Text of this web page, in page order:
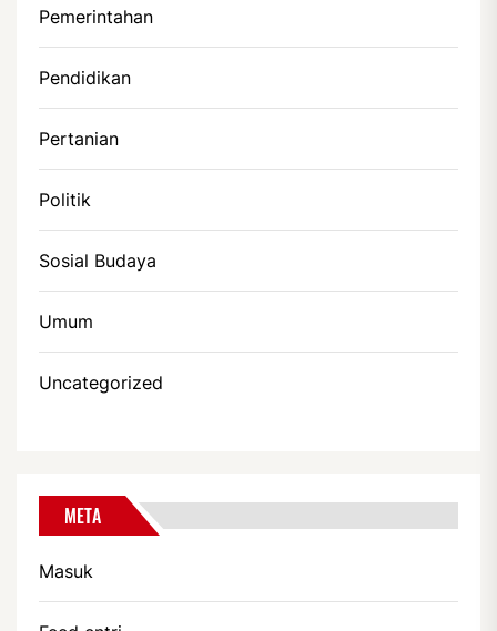
Pemerintahan
Pendidikan
Pertanian
Politik
Sosial Budaya
Umum
Uncategorized
META
Masuk